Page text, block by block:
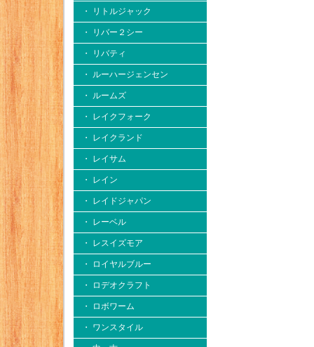
・ リトルジャック
・ リバー２シー
・ リバティ
・ ルーハージェンセン
・ ルームズ
・ レイクフォーク
・ レイクランド
・ レイサム
・ レイン
・ レイドジャパン
・ レーベル
・ レスイズモア
・ ロイヤルブルー
・ ロデオクラフト
・ ロボワーム
・ ワンスタイル